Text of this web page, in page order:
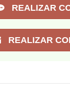
REALIZAR
REALIZAR